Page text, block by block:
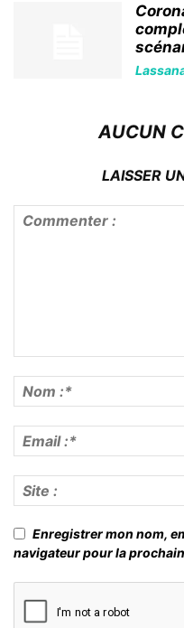
AUCUN
LAISSER
Enregistrer mon nom,
navigateur pour la